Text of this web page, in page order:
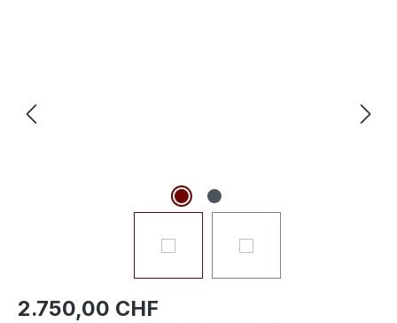
2.750,00 CHF